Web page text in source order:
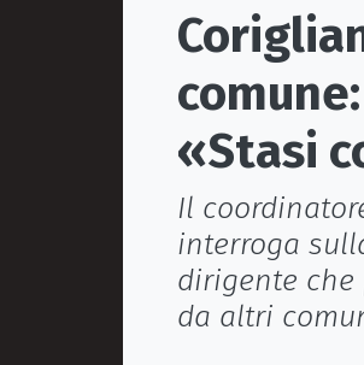
«Stasi
Il
interroga
dirigente che
da altri